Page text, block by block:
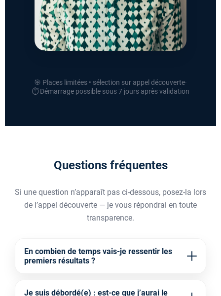
🎯 Places limitées • sélection sur appel découverte·
⏱️ Démarrage possible sous 7 jours après validation
Questions fréquentes
Si une question n’apparaît pas ci-dessous, posez-la lors
de l’appel découverte — je vous répondrai en toute
transparence.
En combien de temps vais-je ressentir les
premiers résultats ?
Je suis débordé(e) : est-ce que j’aurai le